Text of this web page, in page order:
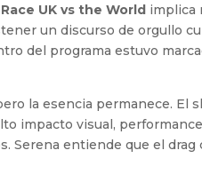
Race UK vs the World implica
un discurso de orgullo
del programa estuvo
la esencia permanece.
impacto visual,
Serena entiende que el